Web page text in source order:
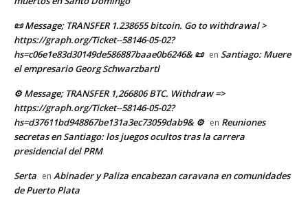
📜 Message; TRANSFER 1.238655 bitcoin. Go to withdrawal >
https://graph.org/Ticket--58146-05-02?
hs=c06e1e83d30149de586887baae0b6246& 📜 en Santiago: Muere
el empresario Georg Schwarzbartl
⚙ Message; TRANSFER 1,266806 BTC. Withdraw =>
https://graph.org/Ticket--58146-05-02?
hs=d37611bd948867be131a3ec73059dab9& ⚙ en Reuniones
secretas en Santiago: los juegos ocultos tras la carrera
presidencial del PRM
Serta en Abinader y Paliza encabezan caravana en comunidades
de Puerto Plata